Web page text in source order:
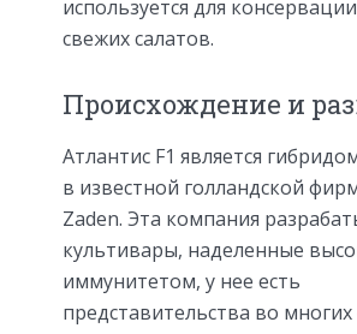
используется для
свежих салатов.
Происхождение и
Атлантис F1 является
в известной голландской
Zaden. Эта компания
культивары, наделенные
иммунитетом, у нее есть
представительства во многих